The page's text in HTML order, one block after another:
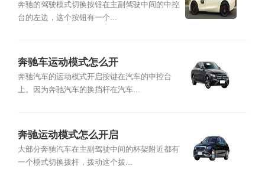
奔驰的驾驶模式切换按钮在主副驾驶中间的中控
台的左边，这个按钮有一个...
奔驰车运动模式怎么开
奔驰汽车的运动模式开启按键在汽车的中控台
上。因为奔驰汽车的换挡杆在汽车...
奔驰运动模式怎么开启
大部分奔驰汽车在主副驾驶中间的杯架附近都有
一个模式切换拨杆，拨动这个拨...